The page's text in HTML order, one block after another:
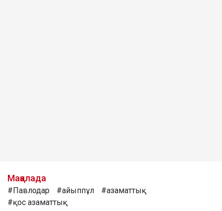
Мақалада
#Павлодар #айыппұл
#азаматтық
#қос азаматтық